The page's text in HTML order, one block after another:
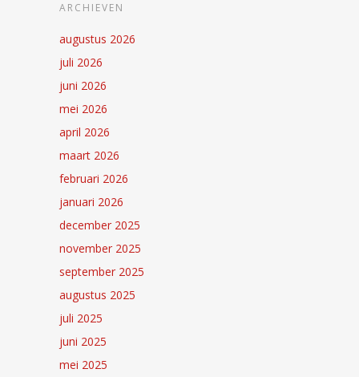
ARCHIEVEN
augustus 2026
juli 2026
juni 2026
mei 2026
april 2026
maart 2026
februari 2026
januari 2026
december 2025
november 2025
september 2025
augustus 2025
juli 2025
juni 2025
mei 2025